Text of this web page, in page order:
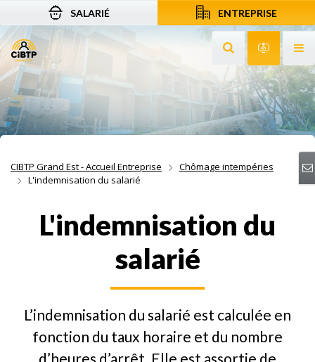
Aller au contenu
Aller à la recherche
Aller à la navigation
SALARIÉ ENTREPRISE
Rechercher sur
CIBTP Grand Est - Accueil Entreprise
Chômage intempéries
L'indemnisation du salarié
L'indemnisation du
salarié
L’indemnisation du salarié est calculée en
fonction du taux horaire et du nombre
d’heures d’arrêt. Elle est assortie de